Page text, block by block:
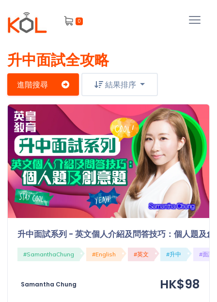
0
進
階
尋
主
題
補
習
課
程
會
員
我
的
課
程
我
的
我
升中面試全攻略
進階搜尋 結果排序
升中面試系列 - 英文個人介紹及問答技巧：個人題及
#SamanthaChung #English #英文 #升中 #面試
Samantha Chung HK$98